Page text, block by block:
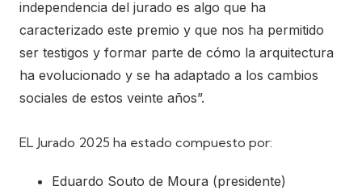
independencia del jurado es algo que ha
caracterizado este premio y que nos ha permitido
ser testigos y formar parte de cómo la arquitectura
ha evolucionado y se ha adaptado a los cambios
sociales de estos veinte años”.
EL Jurado 2025 ha estado compuesto por:
Eduardo Souto de Moura (presidente)